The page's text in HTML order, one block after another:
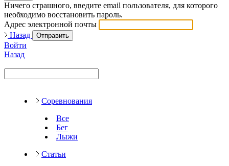
Ничего страшного, введите email пользователя, для которого
необходимо восстановить пароль.
Адрес электронной почты
Назад
Отправить
Войти
Назад
Соревнования
Все
Бег
Лыжи
Статьи